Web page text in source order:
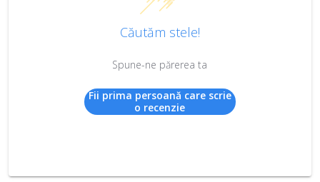
Căutăm stele!
Spune-ne părerea ta
Fii prima persoană care scrie
o recenzie